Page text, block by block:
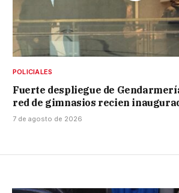
POLICIALES
Fuerte despliegue de
red de gimnasios recien
7 de agosto de 2026